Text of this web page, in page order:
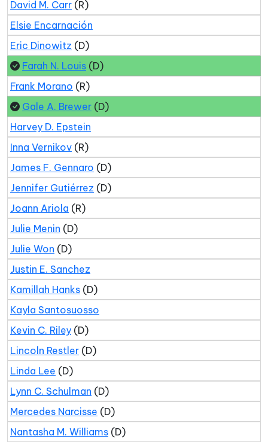
David M. Carr (R)
Elsie Encarnación
Eric Dinowitz (D)
Farah N. Louis (D)
Frank Morano (R)
Gale A. Brewer (D)
Harvey D. Epstein
Inna Vernikov (R)
James F. Gennaro (D)
Jennifer Gutiérrez (D)
Joann Ariola (R)
Julie Menin (D)
Julie Won (D)
Justin E. Sanchez
Kamillah Hanks (D)
Kayla Santosuosso
Kevin C. Riley (D)
Lincoln Restler (D)
Linda Lee (D)
Lynn C. Schulman (D)
Mercedes Narcisse (D)
Nantasha M. Williams (D)